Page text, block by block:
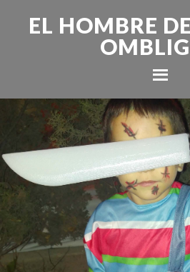
EL HOMBRE